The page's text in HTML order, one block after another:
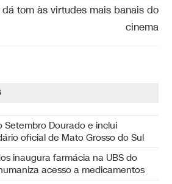
tom às virtudes mais banais do
cinema
Setembro Dourado e inclui
oficial de Mato Grosso do Sul
inaugura farmácia na UBS do
acesso a medicamentos